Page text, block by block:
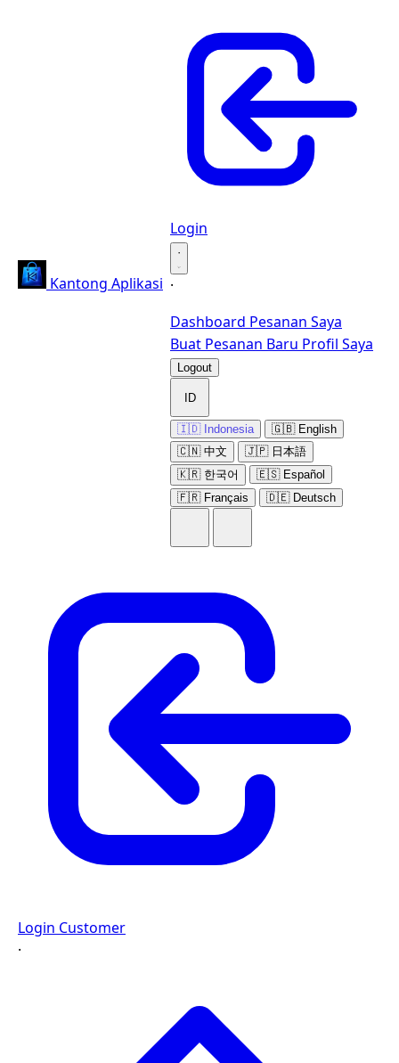
Kantong Aplikasi
Login
·
·
Dashboard Pesanan Saya
Buat Pesanan Baru Profil Saya
Logout
ID
🇮🇩 Indonesia
🇬🇧 English
🇨🇳 中文
🇯🇵 日本語
🇰🇷 한국어
🇪🇸 Español
🇫🇷 Français
🇩🇪 Deutsch
Login Customer
·